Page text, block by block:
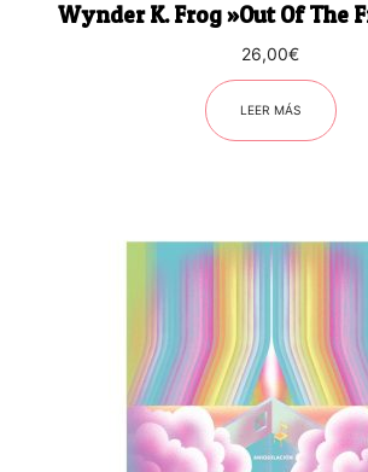
Wynder K. Frog ‎»Out Of The
26,00€
LEER MÁS